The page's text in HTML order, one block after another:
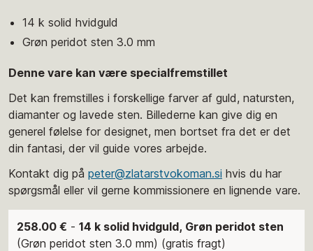
14 k solid hvidguld
Grøn peridot sten 3.0 mm
Denne vare kan være specialfremstillet
Det kan fremstilles i forskellige farver af guld, natursten,
diamanter og lavede sten. Billederne kan give dig en
generel følelse for designet, men bortset fra det er det
din fantasi, der vil guide vores arbejde.
Kontakt dig på peter@zlatarstvokoman.si hvis du har
spørgsmål eller vil gerne kommissionere en lignende vare.
258.00 € - 14 k solid hvidguld, Grøn peridot sten
(Grøn peridot sten 3.0 mm) (gratis fragt)